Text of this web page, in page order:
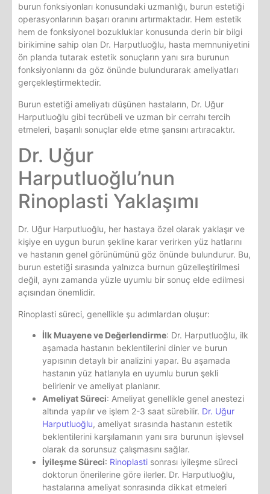
burun fonksiyonları konusundaki uzmanlığı, burun estetiği
operasyonlarının başarı oranını artırmaktadır. Hem estetik
hem de fonksiyonel bozukluklar konusunda derin bir bilgi
birikimine sahip olan Dr. Harputluoğlu, hasta memnuniyetini
ön planda tutarak estetik sonuçların yanı sıra burunun
fonksiyonlarını da göz önünde bulundurarak ameliyatları
gerçekleştirmektedir.
Burun estetiği ameliyatı düşünen hastaların, Dr. Uğur
Harputluoğlu gibi tecrübeli ve uzman bir cerrahı tercih
etmeleri, başarılı sonuçlar elde etme şansını artıracaktır.
Dr. Uğur
Harputluoğlu’nun
Rinoplasti Yaklaşımı
Dr. Uğur Harputluoğlu, her hastaya özel olarak yaklaşır ve
kişiye en uygun burun şekline karar verirken yüz hatlarını
ve hastanın genel görünümünü göz önünde bulundurur. Bu,
burun estetiği sırasında yalnızca burnun güzelleştirilmesi
değil, aynı zamanda yüzle uyumlu bir sonuç elde edilmesi
açısından önemlidir.
Rinoplasti süreci, genellikle şu adımlardan oluşur:
İlk Muayene ve Değerlendirme: Dr. Harputluoğlu, ilk
aşamada hastanın beklentilerini dinler ve burun
yapısının detaylı bir analizini yapar. Bu aşamada
hastanın yüz hatlarıyla en uyumlu burun şekli
belirlenir ve ameliyat planlanır.
Ameliyat Süreci: Ameliyat genellikle genel anestezi
altında yapılır ve işlem 2-3 saat sürebilir. Dr. Uğur
Harputluoğlu, ameliyat sırasında hastanın estetik
beklentilerini karşılamanın yanı sıra burunun işlevsel
olarak da sorunsuz çalışmasını sağlar.
İyileşme Süreci: Rinoplasti sonrası iyileşme süreci
doktorun önerilerine göre ilerler. Dr. Harputluoğlu,
hastalarına ameliyat sonrasında dikkat etmeleri